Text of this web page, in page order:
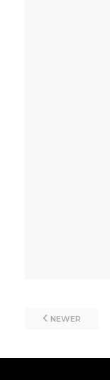
NEWER